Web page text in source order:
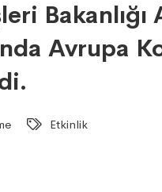
Avrupa
Etkinlik